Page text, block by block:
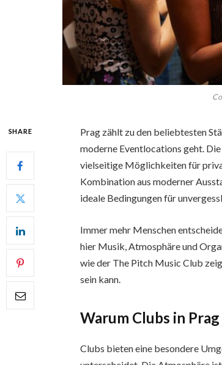
SHARE
Prag zählt zu den beliebtesten
moderne Eventlocations geht.
vielseitige Möglichkeiten für
Kombination aus moderner
ideale Bedingungen für
Immer mehr Menschen
hier Musik, Atmosphäre und
wie der The Pitch Music Club
sein kann.
Warum Clubs in
Clubs bieten eine besondere